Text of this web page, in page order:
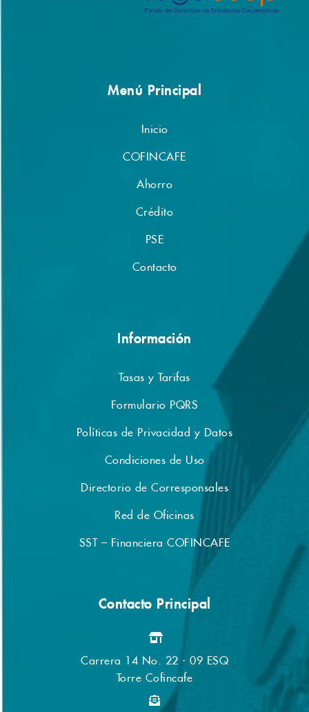
Menú Principal
Inicio
COFINCAFE
Ahorro
Crédito
PSE
Contacto
Información
Tasas y Tarifas
Formulario PQRS
Políticas de Privacidad y Datos
Condiciones de Uso
Directorio de Corresponsales
Red de Oficinas
SST – Financiera COFINCAFE
Contacto Principal
Carrera 14 No. 22 - 09 ESQ
Torre Cofincafe